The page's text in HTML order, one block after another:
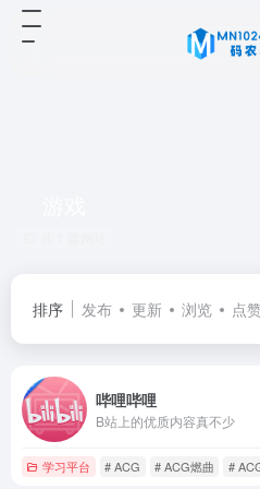
排序 发布 更新 浏览 点
哔哩哔哩
B站上的优质内容真不少
学习平台 # ACG # ACG燃曲 #